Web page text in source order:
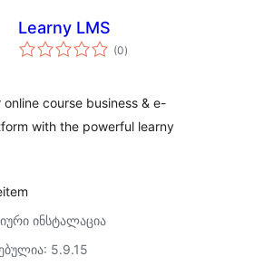
Learny LMS
(0საერთო
რეიტინგი
)
online course business & e-
with the powerful learny
ინსტალაცია
5.9.15